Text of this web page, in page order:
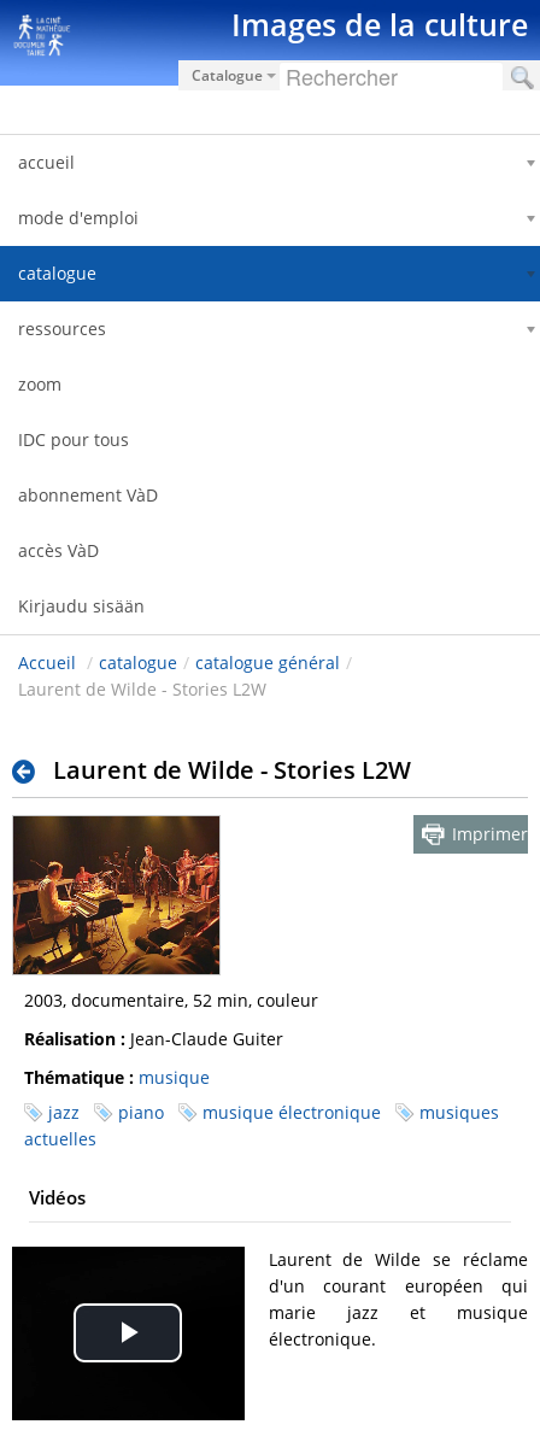
Hyppää sisältöön Images de la culture
Catalogue
accueil
mode d'emploi
catalogue
ressources
zoom
IDC pour tous
abonnement VàD
accès VàD
Kirjaudu sisään
Accueil / catalogue / catalogue général /
Laurent de Wilde - Stories L2W
Laurent de Wilde - Stories L2W
Imprimer
2003, documentaire, 52 min, couleur
Réalisation : Jean-Claude Guiter
Thématique : musique
jazz
piano musique électronique
musiques
actuelles
Vidéos
Play
Video
Laurent de Wilde se réclame
d'un courant européen qui
marie jazz et musique
électronique.